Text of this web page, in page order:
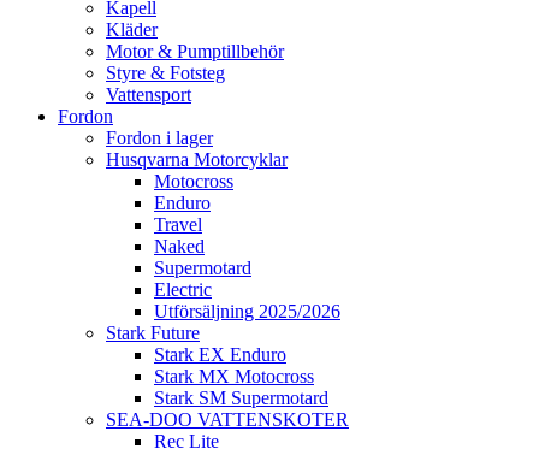
Kapell
Kläder
Motor & Pumptillbehör
Styre & Fotsteg
Vattensport
Fordon
Fordon i lager
Husqvarna Motorcyklar
Motocross
Enduro
Travel
Naked
Supermotard
Electric
Utförsäljning 2025/2026
Stark Future
Stark EX Enduro
Stark MX Motocross
Stark SM Supermotard
SEA-DOO VATTENSKOTER
Rec Lite